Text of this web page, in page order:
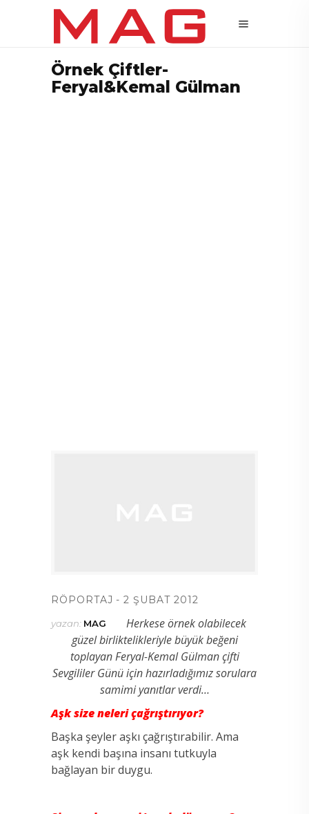
Örnek Çiftler-
Feryal&Kemal Gülman
RÖPORTAJ 2 ŞUBAT 2012
yazan: MAG
Herkese örnek olabilecek
güzel birliktelikleriyle büyük beğeni
toplayan Feryal-Kemal Gülman çifti
Sevgililer Günü için hazırladığımızsorulara
samimi yanıtlar verdi…
Aşk size neleri çağrıştırıyor?
Başka şeyler aşkı çağrıştırabilir. Ama
aşk kendi başına insanı tutkuyla
bağlayan bir duygu.